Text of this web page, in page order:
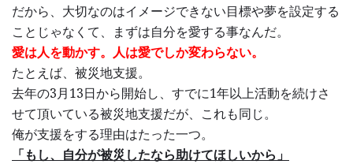
だから、大切なのはイメージできない目標や夢を設定する
ことじゃなくて、まずは自分を愛する事なんだ。
愛は人を動かす。人は愛でしか変わらない。
たとえば、被災地支援。
去年の3月13日から開始し、すでに1年以上活動を続けさ
せて頂いている被災地支援だが、これも同じ。
俺が支援をする理由はたった一つ。
「もし、自分が被災したなら助けてほしいから」